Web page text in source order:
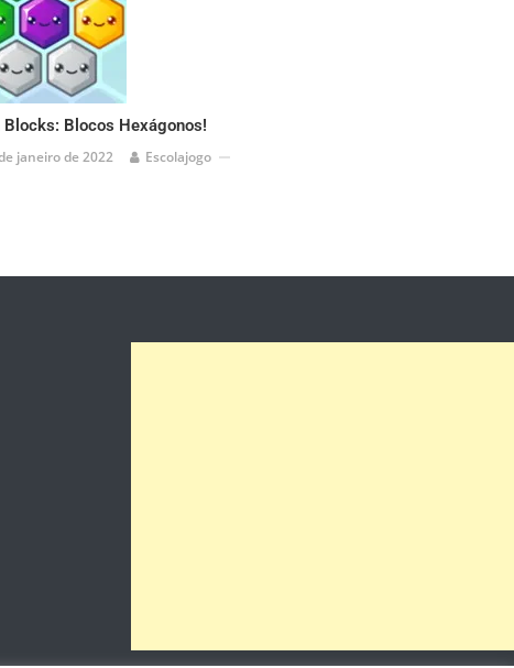
Blocks: Blocos Hexágonos!
janeiro de 2022 Escolajogo